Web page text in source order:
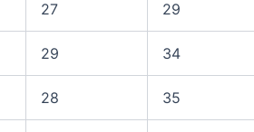
27 29
29 34
28 35